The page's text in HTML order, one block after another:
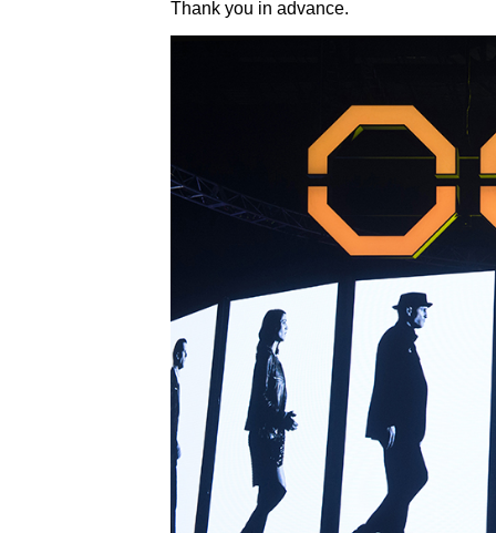
Thank you in advance.